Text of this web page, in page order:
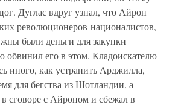
Дуглас вдруг узнал, что Айрон
революционеров-националистов,
были деньги для закупки
обвинил его в этом. Кладоискателю
иного, как устранить Арджилла,
для бегства из Шотландии, а
сговоре с Айроном и сбежал в